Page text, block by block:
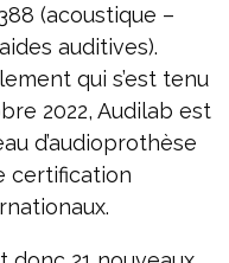
(acoustique –
auditives).
qui s’est tenu
2022, Audilab est
d’audioprothèse
certification